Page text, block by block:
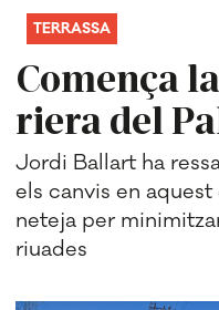
Comença
riera del
TERRASSA
Jordi Ballart ha
els canvis en
neteja per
riuades